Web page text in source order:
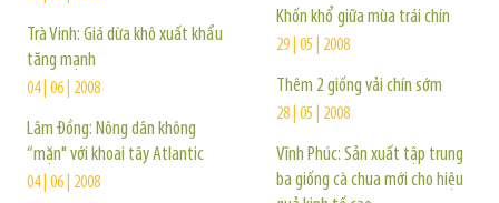
Trà Vinh: Giá dừa khô xuất khẩu
tăng mạnh
04 | 06 | 2008
Lâm Đồng: Nông dân không
“mặn" với khoai tây Atlantic
04 | 06 | 2008
Khốn khổ giữa mùa trái chín
29 | 05 | 2008
Thêm 2 giống vải chín sớm
28 | 05 | 2008
Vĩnh Phúc: Sản xuất tập trung
ba giống cà chua mới cho hiệu